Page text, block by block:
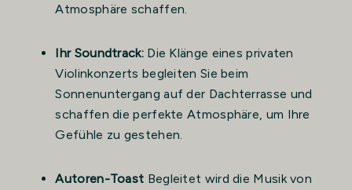
Atmosphäre schaffen.
Ihr Soundtrack:Die Klänge eines privaten
Violinkonzerts begleiten Sie beim
Sonnenuntergang auf der Dachterrasse und
schaffen die perfekte Atmosphäre, um Ihre
Gefühle zu gestehen.
Autoren-Toast Begleitet wird die Musik von